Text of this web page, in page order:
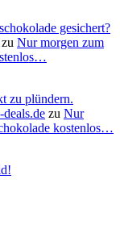
gesichert?
zu Nur morgen zum
zu plündern.
zu Nur
kostenlos…